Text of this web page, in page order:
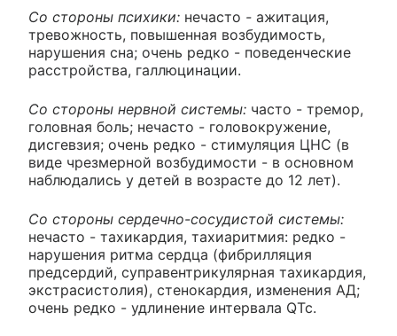
Со стороны психики: нечасто - ажитация,
тревожность, повышенная возбудимость,
нарушения сна; очень редко - поведенческие
расстройства, галлюцинации.
Со стороны нервной системы: часто - тремор,
головная боль; нечасто - головокружение,
дисгевзия; очень редко - стимуляция ЦНС (в
виде чрезмерной возбудимости - в основном
наблюдались у детей в возрасте до 12 лет).
Со стороны сердечно-сосудистой системы:
нечасто - тахикардия, тахиаритмия: редко -
нарушения ритма сердца (фибрилляция
предсердий, суправентрикулярная тахикардия,
экстрасистолия), стенокардия, изменения АД;
очень редко - удлинение интервала QTc.